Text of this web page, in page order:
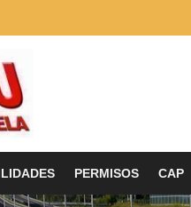
PERMISOS CAP